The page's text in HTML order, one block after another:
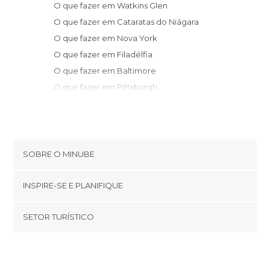
O que fazer em Watkins Glen
O que fazer em Cataratas do Niágara
O que fazer em Nova York
O que fazer em Filadélfia
O que fazer em Baltimore
O que fazer em Pittsburgh
O que fazer em Washington D.C.
O que fazer em Stonington
O que fazer em Oakland
SOBRE O MINUBE
Términos e Condições
INSPIRE-SE E PLANIFIQUE
footer@item_discovertips_anchor
SETOR TURÍSTICO